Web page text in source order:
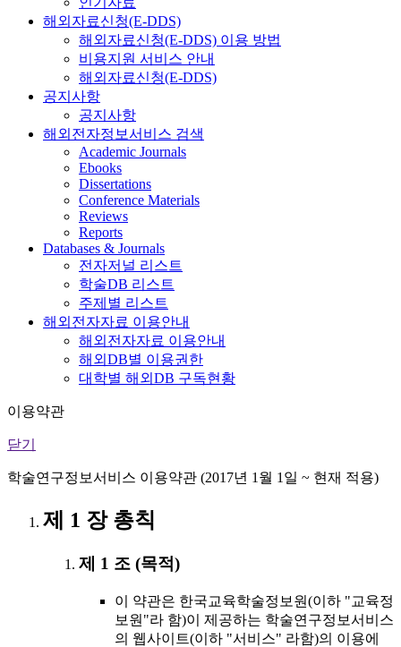
해외자료신청(E-DDS)
해외자료신청(E-DDS) 이용 방법
비용지원 서비스 안내
해외자료신청(E-DDS)
공지사항
공지사항
해외전자정보서비스 검색
Academic Journals
Ebooks
Dissertations
Conference Materials
Reviews
Reports
Databases & Journals
전자저널 리스트
학술DB 리스트
주제별 리스트
해외전자자료 이용안내
해외전자자료 이용안내
해외DB별 이용권한
대학별 해외DB 구독현황
이용약관
닫기
학술연구정보서비스 이용약관 (2017년 1월 1일 ~ 현재 적용)
제 1 장 총칙
제 1 조 (목적)
이 약관은 한국교육학술정보원(이하 "교육정
보원"라 함)이 제공하는 학술연구정보서비스
의 웹사이트(이하 "서비스" 라함)의 이용에